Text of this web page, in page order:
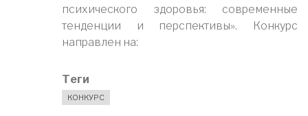
психического здоровья: современные
тенденции и перспективы». Конкурс
направлен на:
Теги
КОНКУРС